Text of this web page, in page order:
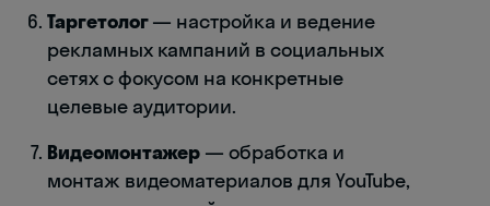
Таргетолог— настройка и ведение
рекламных кампаний в социальных
сетях с фокусом на конкретные
целевые аудитории.
Видеомонтажер — обработка и
монтаж видеоматериалов для YouTube,